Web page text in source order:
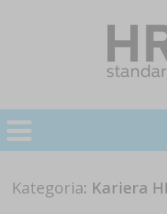
Kategoria: Kariera